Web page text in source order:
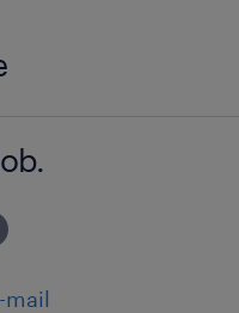
了証をお持ちの方 ・
かせます
mail